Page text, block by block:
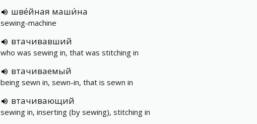
шве́йная маши́на
sewing-machine
втачивавший
who was sewing in, that was stitching in
втачиваемый
being sewn in, sewn-in, that is sewn in
втачивающий
sewing in, inserting (by sewing), stitching in